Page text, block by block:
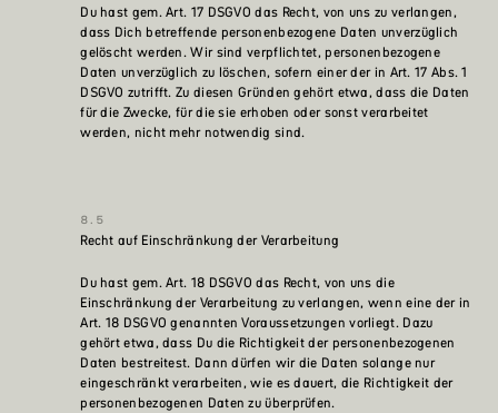
Du hast gem. Art. 17 DSGVO das Recht, von uns zu verlangen,
dass Dich betreffende personenbezogene Daten unverzüglich
gelöscht werden. Wir sind verpflichtet, personenbezogene
Daten unverzüglich zu löschen, sofern einer der in Art. 17 Abs. 1
DSGVO zutrifft. Zu diesen Gründen gehört etwa, dass die Daten
für die Zwecke, für die sie erhoben oder sonst verarbeitet
werden, nicht mehr notwendig sind.
Recht auf Einschränkung der Verarbeitung
Du hast gem. Art. 18 DSGVO das Recht, von uns die
Einschränkung der Verarbeitung zu verlangen, wenn eine der in
Art. 18 DSGVO genannten Voraussetzungen vorliegt. Dazu
gehört etwa, dass Du die Richtigkeit der personenbezogenen
Daten bestreitest. Dann dürfen wir die Daten solange nur
eingeschränkt verarbeiten, wie es dauert, die Richtigkeit der
personenbezogenen Daten zu überprüfen.